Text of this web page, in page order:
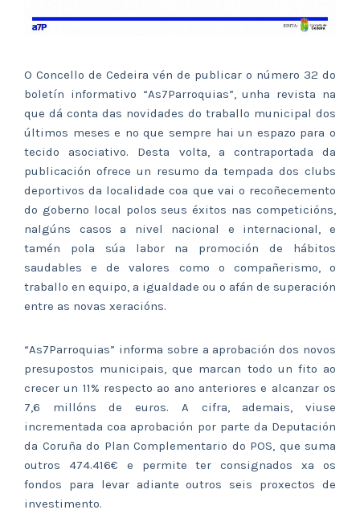
O Concello de Cedeira vén de publicar o número 32 do
boletín informativo “As7Parroquias”, unha revista na
que dá conta das novidades do traballo municipal dos
últimos meses e no que sempre hai un espazo para o
tecido asociativo. Desta volta, a contraportada da
publicación ofrece un resumo da tempada dos clubs
deportivos da localidade coa que vai o recoñecemento
do goberno local polos seus éxitos nas competicións,
nalgúns casos a nivel nacional e internacional, e
tamén pola súa labor na promoción de hábitos
saudables e de valores como o compañerismo, o
traballo en equipo, a igualdade ou o afán de superación
entre as novas xeracións.
“As7Parroquias” informa sobre a aprobación dos novos
presupostos municipais, que marcan todo un fito ao
crecer un 11% respecto ao ano anteriores e alcanzar os
7,6 millóns de euros. A cifra, ademais, viuse
incrementada coa aprobación por parte da Deputación
da Coruña do Plan Complementario do POS, que suma
outros 474.416€ e permite ter consignados xa os
fondos para levar adiante outros seis proxectos de
investimento.